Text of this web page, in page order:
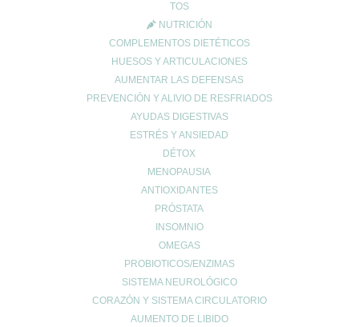
TOS
NUTRICIÓN
COMPLEMENTOS DIETÉTICOS
HUESOS Y ARTICULACIONES
AUMENTAR LAS DEFENSAS
PREVENCIÓN Y ALIVIO DE RESFRIADOS
AYUDAS DIGESTIVAS
ESTRÉS Y ANSIEDAD
DÉTOX
MENOPAUSIA
ANTIOXIDANTES
PRÓSTATA
INSOMNIO
OMEGAS
PROBIOTICOS/ENZIMAS
SISTEMA NEUROLÓGICO
CORAZÓN Y SISTEMA CIRCULATORIO
AUMENTO DE LIBIDO
INFO LEGAL
Aviso Copyright
Formas de pago
Devoluciones
Política de cookies
Política de envíos
Síguenos en las
Redes Sociales